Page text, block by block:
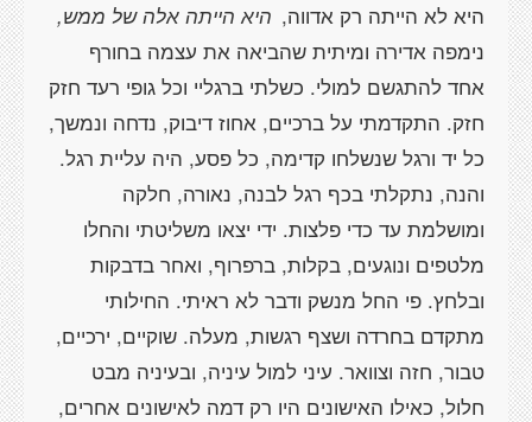
היא לא הייתה רק אדווה, היא הייתה אלה של ממש,
נימפה אדירה ומיתית שהביאה את עצמה בחורף
אחד להתגשם למולי. כשלתי ברגליי וכל גופי רעד חזק
חזק. התקדמתי על ברכיים, אחוז דיבוק, נדחה ונמשך,
כל יד ורגל שנשלחו קדימה, כל פסע, היה עליית רגל.
והנה, נתקלתי בכף רגל לבנה, נאורה, חלקה
ומושלמת עד כדי פלצות. ידי יצאו משליטתי והחלו
מלטפים ונוגעים, בקלות, ברפרוף, ואחר בדבקות
ובלחץ. פי החל מנשק ודבר לא ראיתי. החילותי
מתקדם בחרדה ושצף רגשות, מעלה. שוקיים, ירכיים,
טבור, חזה וצוואר. עיני למול עיניה, ובעיניה מבט
חלול, כאילו האישונים היו רק דמה לאישונים אחרים,